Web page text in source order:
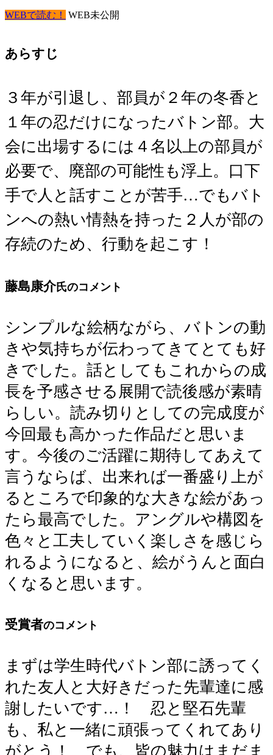
WEBで読む！ WEB未公開
あらすじ
３年が引退し、部員が２年の冬香と
１年の忍だけになったバトン部。大
会に出場するには４名以上の部員が
必要で、廃部の可能性も浮上。口下
手で人と話すことが苦手…でもバト
ンへの熱い情熱を持った２人が部の
存続のため、行動を起こす！
藤島康介氏のコメント
シンプルな絵柄ながら、バトンの動
きや気持ちが伝わってきてとても好
きでした。話としてもこれからの成
長を予感させる展開で読後感が素晴
らしい。読み切りとしての完成度が
今回最も高かった作品だと思いま
す。今後のご活躍に期待してあえて
言うならば、出来れば一番盛り上が
るところで印象的な大きな絵があっ
たら最高でした。アングルや構図を
色々と工夫していく楽しさを感じら
れるようになると、絵がうんと面白
くなると思います。
受賞者のコメント
まずは学生時代バトン部に誘ってく
れた友人と大好きだった先輩達に感
謝したいです…！ 忍と堅石先輩
も、私と一緒に頑張ってくれてあり
がとう！ でも、皆の魅力はまだま